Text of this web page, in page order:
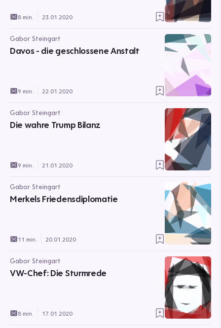
8 min. 23.01.2020
Gabor Steingart
Davos - die geschlossene Anstalt
9 min. 22.01.2020
Gabor Steingart
Die wahre Trump Bilanz
9 min. 21.01.2020
Gabor Steingart
Merkels Friedensdiplomatie
11 min. 20.01.2020
Gabor Steingart
VW-Chef: Die Sturmrede
8 min. 17.01.2020